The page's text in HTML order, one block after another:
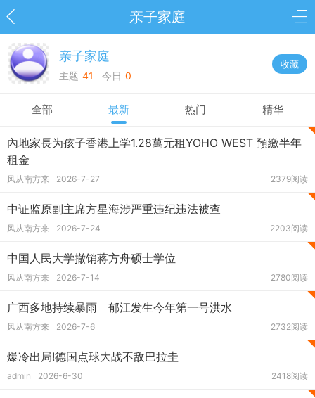
亲子家庭
亲子家庭
主题 41 今日 0
收藏
全部 最新 热门 精华
內地家長为孩子香港上学1.28萬元租YOHO WEST 預繳半年
租金
风从南方来 2026-7-27 2379阅读
中证监原副主席方星海涉严重违纪违法被查
风从南方来 2026-7-24 2203阅读
中国人民大学撤销蒋方舟硕士学位
风从南方来 2026-7-14 2780阅读
广西多地持续暴雨 郁江发生今年第一号洪水
风从南方来 2026-7-6 2732阅读
爆冷出局!德国点球大战不敌巴拉圭
admin 2026-6-30 2418阅读